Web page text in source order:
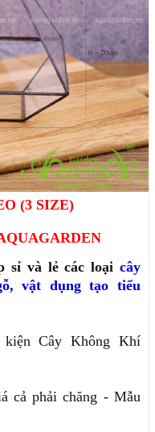
(3 SIZE)
sỉ và lẻ các loại cây
,vật dụng tạo tiểu
Cây Không Khí
cả phải chăng - Mẫu